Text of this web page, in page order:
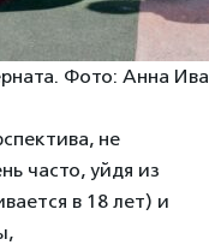
Фото: Анна
не
часто, уйдя из
в 18 лет) и